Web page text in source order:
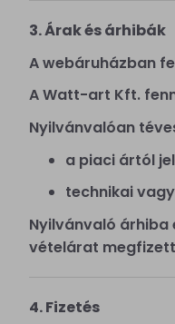
3. Árak és árhibák
A webáruházban
A Watt-art Kft.
Nyilvánvalóan
a piaci ártól
technikai
Nyilvánvaló
vételárat
4. Fizetés